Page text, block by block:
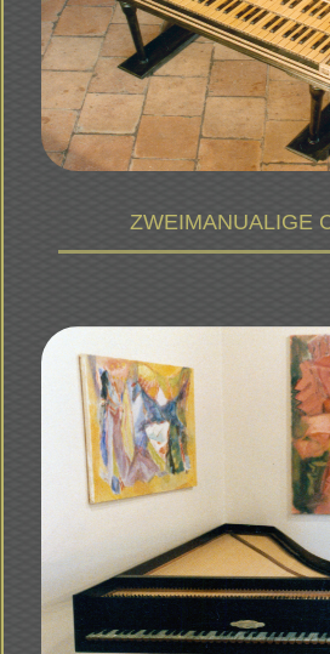
ZWEIMANUALIGE